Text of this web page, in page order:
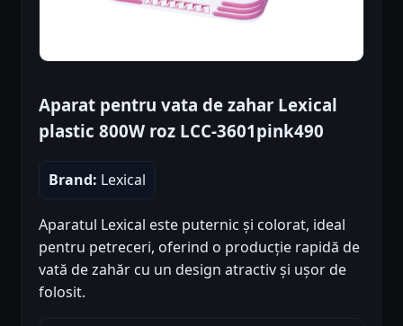
Aparat pentru vata de zahar Lexical
plastic 800W roz LCC-3601pink490
Brand: Lexical
Aparatul Lexical este puternic și colorat, ideal
pentru petreceri, oferind o producție rapidă de
vată de zahăr cu un design atractiv și ușor de
folosit.